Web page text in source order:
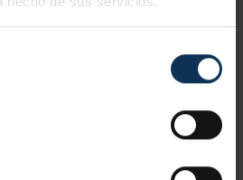
curso Carretillas